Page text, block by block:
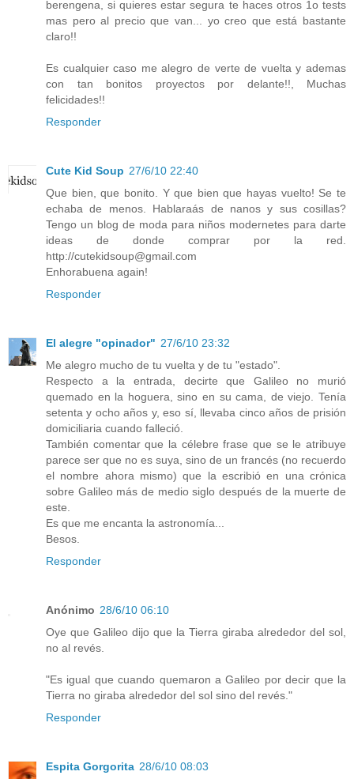
berengena, si quieres estar segura te haces otros 1o tests
mas pero al precio que van... yo creo que está bastante
claro!!
Es cualquier caso me alegro de verte de vuelta y ademas
con tan bonitos proyectos por delante!!, Muchas
felicidades!!
Responder
Cute Kid Soup 27/6/10 22:40
Que bien, que bonito. Y que bien que hayas vuelto! Se te
echaba de menos. Hablaraás de nanos y sus cosillas?
Tengo un blog de moda para niños modernetes para darte
ideas de donde comprar por la red.
http://cutekidsoup@gmail.com
Enhorabuena again!
Responder
El alegre "opinador" 27/6/10 23:32
Me alegro mucho de tu vuelta y de tu "estado".
Respecto a la entrada, decirte que Galileo no murió
quemado en la hoguera, sino en su cama, de viejo. Tenía
setenta y ocho años y, eso sí, llevaba cinco años de prisión
domiciliaria cuando falleció.
También comentar que la célebre frase que se le atribuye
parece ser que no es suya, sino de un francés (no recuerdo
el nombre ahora mismo) que la escribió en una crónica
sobre Galileo más de medio siglo después de la muerte de
este.
Es que me encanta la astronomía...
Besos.
Responder
Anónimo 28/6/10 06:10
Oye que Galileo dijo que la Tierra giraba alrededor del sol,
no al revés.
"Es igual que cuando quemaron a Galileo por decir que la
Tierra no giraba alrededor del sol sino del revés."
Responder
Espita Gorgorita 28/6/10 08:03